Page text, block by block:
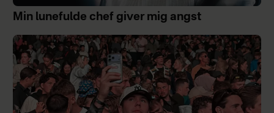
Min lunefulde chef giver mig angst